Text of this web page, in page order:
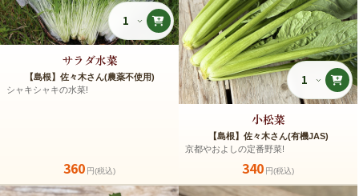
サラダ水菜
【島根】佐々木さん(農薬不使用)
シャキシャキの水菜!
360 円(税込)
小松菜
【島根】佐々木さん(有機JAS)
京都やおよしの定番野菜!
340 円(税込)